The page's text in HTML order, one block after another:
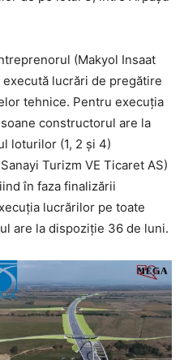
(Makyol Insaat
execută lucrări de pregătire
tehnice. Pentru execuția
constructorul are la
loturilor (1, 2 și 4)
Turizm VE Ticaret AS)
în faza finalizării
lucrărilor pe toate
are la dispoziție 36 de luni.